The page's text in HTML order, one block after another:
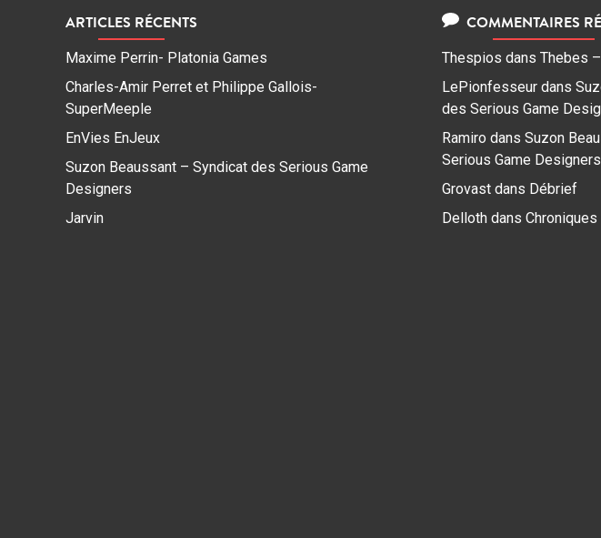
ARTICLES RÉCENTS
Maxime Perrin- Platonia Games
Charles-Amir Perret et Philippe Gallois-
SuperMeeple
EnVies EnJeux
Suzon Beaussant – Syndicat des Serious Game
Designers
Jarvin
COMMENTAIRES
Thespios dans Thebes
LePionfesseur dans
des Serious Game
Ramiro dans Suzon
Serious Game Designers
Grovast dans Débrief
Delloth dans